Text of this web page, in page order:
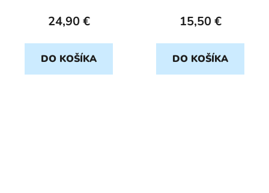
biely
24,90 €
DO KOŠÍKA
Fa03
15,50 €
DO KOŠÍKA